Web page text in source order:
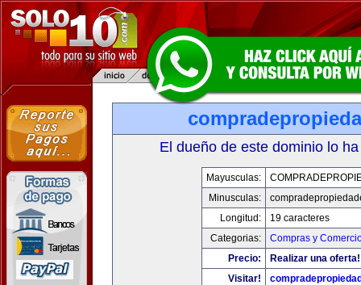
El dueño de este dominio lo
Mayusculas:
Minusculas:
Longitud:
19 caracteres
Categorias:
Compras y
Precio:
Realizar una oferta!
Visitar!